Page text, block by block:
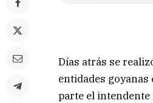
Días atrás se
entidades goyanas
parte el